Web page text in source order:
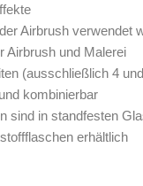
Airbrush verwendet
Airbrush und Malerei
(ausschließlich 4
kombinierbar
in standfesten
erhältlich